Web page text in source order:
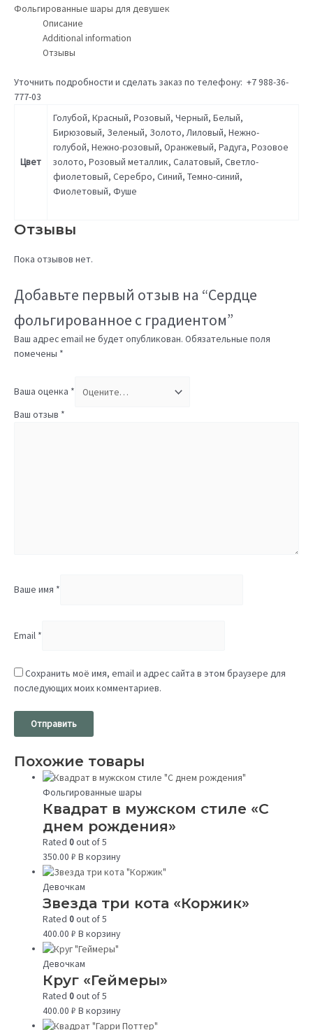
Фольгированные шары для девушек
Описание
Additional information
Отзывы
Уточнить подробности и сделать заказ по телефону: +7 988-36-
777-03
Цвет
Голубой, Красный, Розовый, Черный, Белый,
Бирюзовый, Зеленый, Золото, Лиловый, Нежно-
голубой, Нежно-розовый, Оранжевый, Радуга, Розовое
золото, Розовый металлик, Салатовый, Светло-
фиолетовый, Серебро, Синий, Темно-синий,
Фиолетовый, Фуше
Отзывы
Пока отзывов нет.
Добавьте первый отзыв на “Сердце
фольгированное с градиентом”
Ваш адрес email не будет опубликован. Обязательные поля
помечены *
Ваша оценка *
Ваш отзыв *
Ваше имя *
Email *
Сохранить моё имя, email и адрес сайта в этом браузере для
последующих моих комментариев.
Похожие товары
Фольгированные шары
Квадрат в мужском стиле «С
днем рождения»
Rated0out of 5
350.00₽ В корзину
Девочкам
Звезда три кота «Коржик»
Rated0out of 5
400.00₽ В корзину
Девочкам
Круг «Геймеры»
Rated0out of 5
400.00₽ В корзину